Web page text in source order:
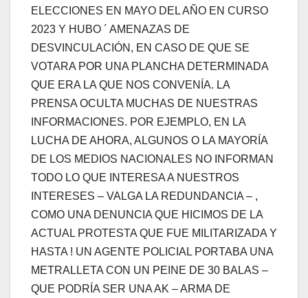
ELECCIONES EN MAYO DEL AÑO EN CURSO
2023 Y HUBO ´ AMENAZAS DE
DESVINCULACIÓN, EN CASO DE QUE SE
VOTARA POR UNA PLANCHA DETERMINADA
QUE ERA LA QUE NOS CONVENÍA. LA
PRENSA OCULTA MUCHAS DE NUESTRAS
INFORMACIONES. POR EJEMPLO, EN LA
LUCHA DE AHORA, ALGUNOS O LA MAYORÍA
DE LOS MEDIOS NACIONALES NO INFORMAN
TODO LO QUE INTERESA A NUESTROS
INTERESES – VALGA LA REDUNDANCIA – ,
COMO UNA DENUNCIA QUE HICIMOS DE LA
ACTUAL PROTESTA QUE FUE MILITARIZADA Y
HASTA ! UN AGENTE POLICIAL PORTABA UNA
METRALLETA CON UN PEINE DE 30 BALAS –
QUE PODRÍA SER UNA AK – ARMA DE